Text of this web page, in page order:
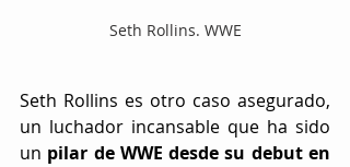
Seth Rollins. WWE
Seth Rollins es otro caso asegurado,
un luchador incansable que ha sido
un pilar de WWE desde su debut en